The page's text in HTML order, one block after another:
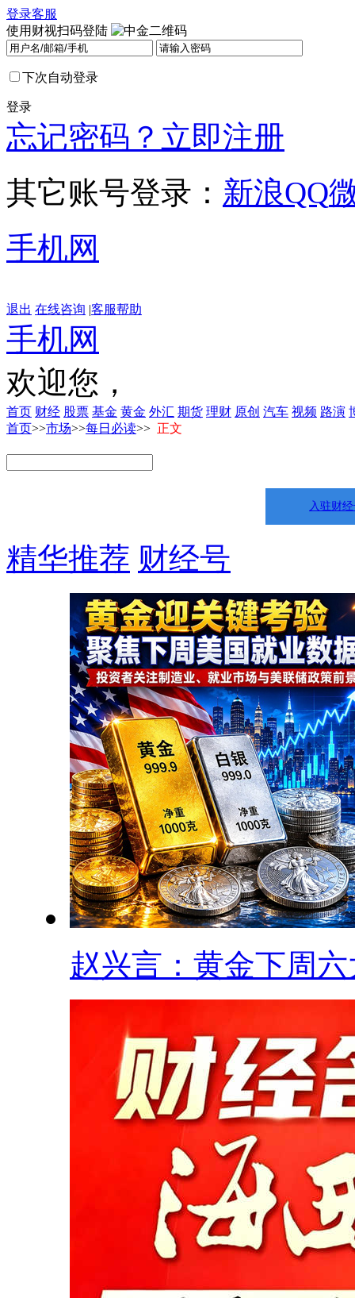
登录客服
使用财视扫码登陆
下次自动登录
登录
忘记密码？ 立即注册
其它账号登录： 新浪QQ
手机网
退出 在线咨询 |客服帮助
手机网
欢迎您，
首页 财经 股票 基金 黄金 外汇 期货 理财 原创 汽车 视频 路演
首页>>市场>>每日必读>> 正文
入驻财
精华推荐 财经号
赵兴言：黄金下周六